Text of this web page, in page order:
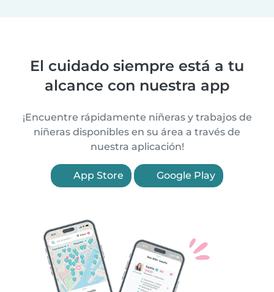
El cuidado siempre está a tu
alcance con nuestra app
¡Encuentre rápidamente niñeras y trabajos de
niñeras disponibles en su área a través de
nuestra aplicación!
App Store Google Play